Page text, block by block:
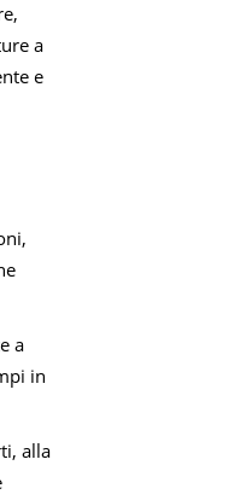
a
e
a
in
alla